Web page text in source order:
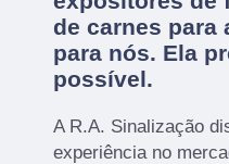
de carnes para
para nós. Ela
possível.
A R.A. Sinalização
experiência no